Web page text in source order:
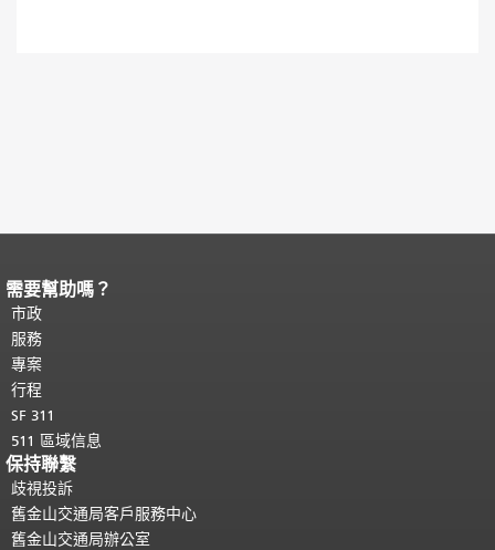
頁面內容結束。
都會重複顯示。
需要幫助嗎？
市政
服務
專案
行程
SF 311
511 區域信息
保持聯繫
歧視投訴
舊金山交通局客戶服務中心
舊金山交通局辦公室